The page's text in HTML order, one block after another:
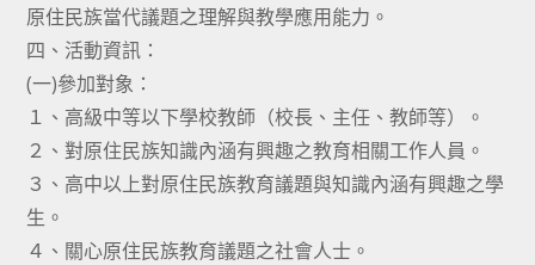
原住民族當代議題之理解與教學應用能力。
四、活動資訊：
(一)參加對象：
１、高級中等以下學校教師（校長、主任、教師等）。
２、對原住民族知識內涵有興趣之教育相關工作人員。
３、高中以上對原住民族教育議題與知識內涵有興趣之學
生。
４、關心原住民族教育議題之社會人士。